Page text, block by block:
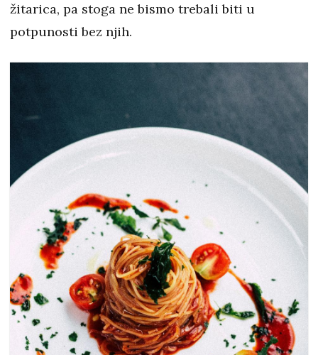
žitarica, pa stoga ne bismo trebali biti u
potpunosti bez njih.